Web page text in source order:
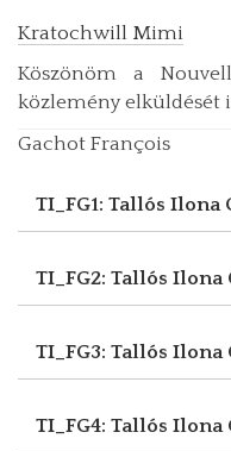
Kratochwill Mimi
Köszönöm a
közlemény elküldését
Gachot François
TI_FG1: Tallós Ilona
TI_FG2: Tallós Ilona
TI_FG3: Tallós Ilona
TI_FG4: Tallós Ilona